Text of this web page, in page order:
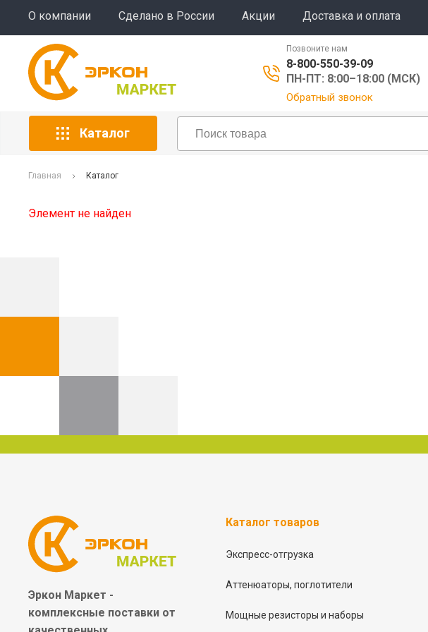
О компании Сделано в России Акции Доставка и оплата
Позвоните нам
8-800-550-39-09
ПН-ПТ: 8:00–18:00 (МСК)
Обратный звонок
Каталог
Главная Каталог
Элемент не найден
Эркон Маркет -
комплексные поставки от
Каталог товаров
Экспресс-отгрузка
Аттенюаторы, поглотители
Мощные резисторы и наборы